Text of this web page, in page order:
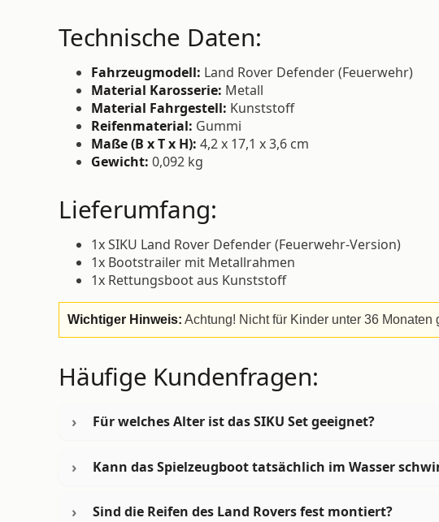
Technische Daten:
Fahrzeugmodell: Land Rover Defender (Feuerwehr)
Material Karosserie: Metall
Material Fahrgestell: Kunststoff
Reifenmaterial: Gummi
Maße (B x T x H): 4,2 x 17,1 x 3,6 cm
Gewicht: 0,092 kg
Lieferumfang:
1x SIKU Land Rover Defender (Feuerwehr-Version)
1x Bootstrailer mit Metallrahmen
1x Rettungsboot aus Kunststoff
Wichtiger Hinweis: Achtung! Nicht für Kinder unter 36
Häufige Kundenfragen:
Für welches Alter ist das SIKU Set geeignet?
Kann das Spielzeugboot tatsächlich im Wasser
Sind die Reifen des Land Rovers fest montiert?